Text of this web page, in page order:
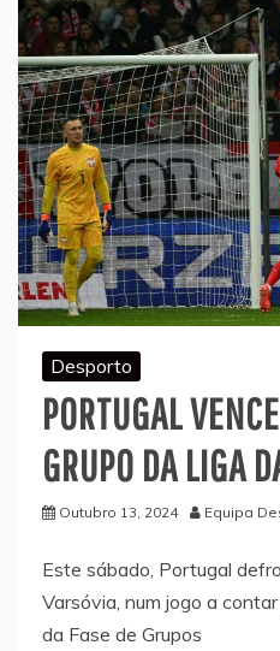
Desporto
PORTUGAL
GRUPO DA LIGA
Outubro 13, 2024 Equipa
Este sábado, Portugal
Varsóvia, num jogo a
da Fase de Grupos